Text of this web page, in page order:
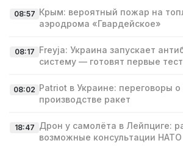
08:57 Крым: вероятный пожар на
аэродрома «Гвардейское»
08:17 Freyja: Украина запускает
систему — готовят первые
08:02 Patriot в Украине: переговоры
производстве ракет
18:47 Дрон у самолёта в Лейпциге:
возможные консультации НАТО